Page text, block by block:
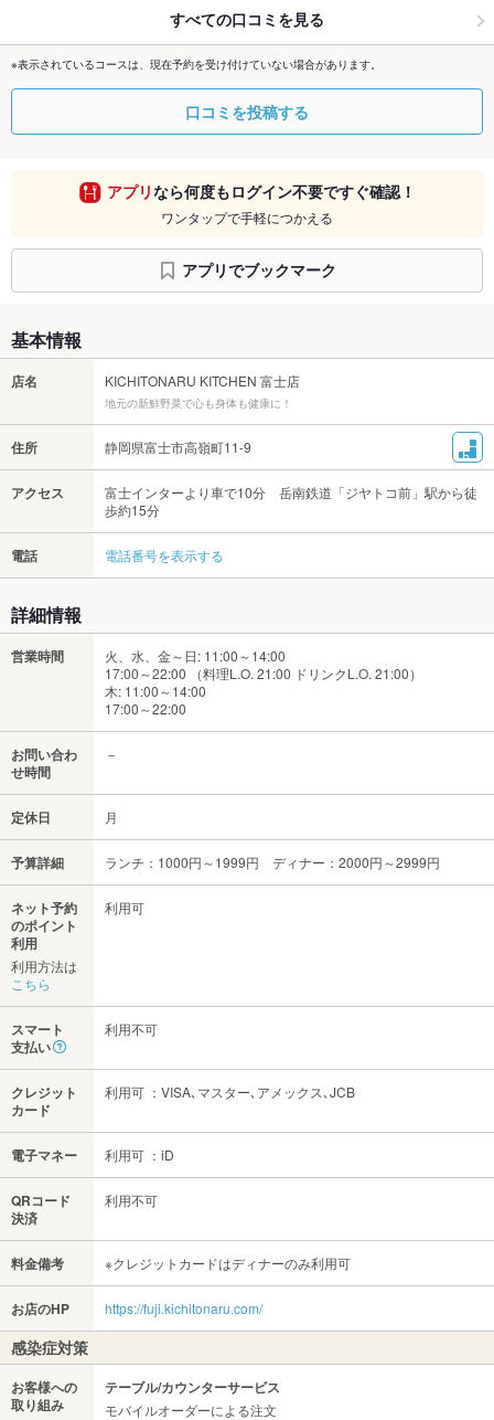
すべての口コミを見る
※表示されているコースは、現在予約を受け付けていない場合があります。
口コミを投稿する
アプリなら何度もログイン不要ですぐ確認！
ワンタップで手軽につかえる
アプリでブックマーク
基本情報
店名 KICHITONARU KITCHEN 富士店
地元の新鮮野菜で心も身体も健康に！
住所 静岡県富士市高嶺町11-9
アクセス
富士インターより車で10分 岳南鉄道「ジヤトコ前」駅から徒
歩約15分
電話 電話番号を表示する
詳細情報
営業時間
火、水、金～日: 11:00～14:00
17:00～22:00 （料理L.O. 21:00 ドリンクL.O. 21:00）
木: 11:00～14:00
17:00～22:00
お問い合わ
せ時間
－
定休日 月
予算詳細 ランチ：1000円～1999円 ディナー：2000円～2999円
ネット予約
のポイント
利用
利用方法は
こちら
利用可
スマート
支払い
利用不可
クレジット
カード
利用可 ：VISA､マスター､アメックス､JCB
電子マネー 利用可 ：iD
QRコード
決済
利用不可
料金備考 ※クレジットカードはディナーのみ利用可
お店のHP https://fuji.kichitonaru.com/
感染症対策
お客様への
取り組み
テーブル/カウンターサービス
モバイルオーダーによる注文